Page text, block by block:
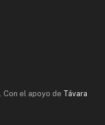
. Con el apoyo de Távara